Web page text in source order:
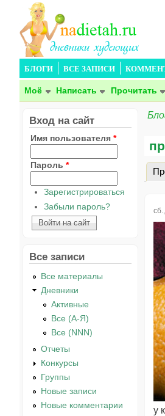
БЛОГИ ВСЕ ЗАПИСИ
Моё Написать Прочитать
у
Вход на сайт
Имя пользователя *
Пароль *
Зарегистрироваться
Забыли пароль?
Все записи
Все материалы
Дневники
Активные
Все (А-Я)
Все (NNN)
Отчеты
Конкурсы
Группы
Новые записи
Новые комментарии